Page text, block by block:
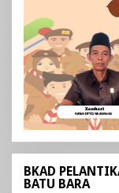
BKAD
BATU BARA